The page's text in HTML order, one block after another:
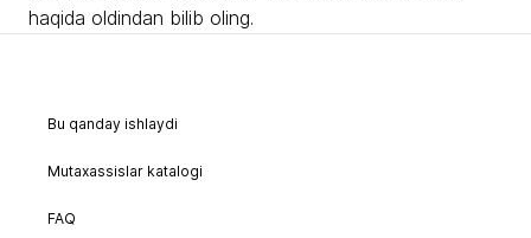
haqida oldindan bilib oling.
Bu qanday ishlaydi
Mutaxassislar katalogi
FAQ